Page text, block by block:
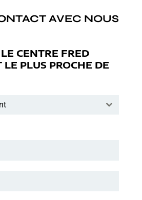
AVEC NOUS
CENTRE FRED
LE PLUS PROCHE DE